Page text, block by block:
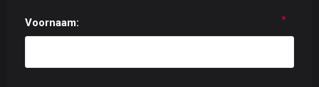
Voornaam: *